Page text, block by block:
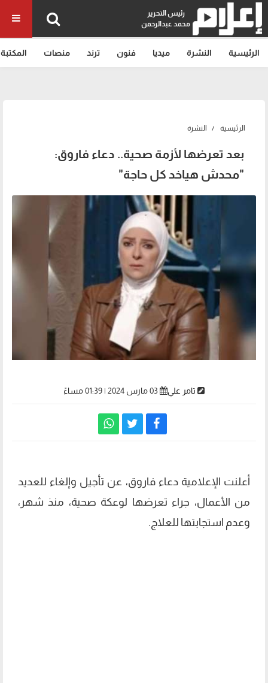
رئيس التحرير
محمد عبدالرحمن
الرئيسية النشرة ميديا فنون ترند منصات المكتبة
الرئيسية النشرة
بعد تعرضها لأزمة صحية.. دعاء فاروق:
"محدش هياخد كل حاجة"
تامر علي
أعلنت الإعلامية دعاء فاروق، عن تأجيل وإلغاء للعديد
من الأعمال، جراء تعرضها لوعكة صحية، منذ شهر،
وعدم استجابتها للعلاج.